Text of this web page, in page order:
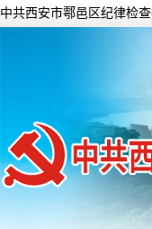
中共西安市鄠邑区纪律检